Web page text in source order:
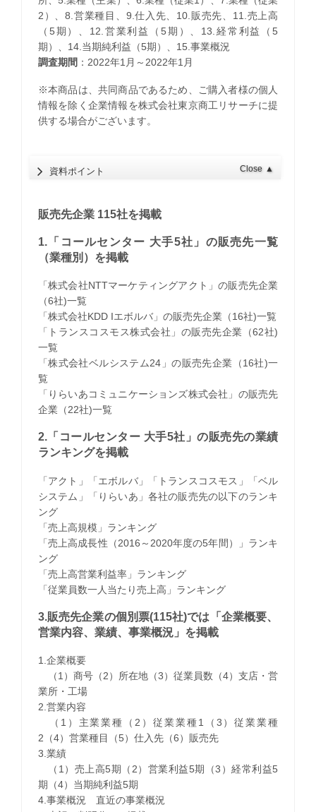
2）、8.営業種目、9.仕入先、10.販売先、11.売上高
（5期）、12.営業利益（5期）、13.経常利益（5
期）、14.当期純利益（5期）、15.事業概況
調査期間 ：2022年1月～2022年1月
※本商品は、共同商品であるため、ご購入者様の個人
情報を除く企業情報を株式会社東京商工リサーチに提
供する場合がございます。
資料ポイント Close ▲
販売先企業 115社を掲載
1.「コールセンター 大手5社」の販売先一覧
（業種別）を掲載
「株式会社NTTマーケティングアクト」の販売先企業
（6社)一覧
「株式会社KDD Iエボルバ」の販売先企業（16社)一覧
「トランスコスモス株式会社」の販売先企業（62社)
一覧
「株式会社ベルシステム24」の販売先企業（16社)一
覧
「りらいあコミュニケーションズ株式会社」の販売先
企業（22社)一覧
2.「コールセンター 大手5社」の販売先の業績
ランキングを掲載
「アクト」「エボルバ」「トランスコスモス」「ベル
システム」「りらいあ」各社の販売先の以下のランキ
ング
「売上高規模」ランキング
「売上高成長性（2016～2020年度の5年間）」ランキ
ング
「売上高営業利益率」ランキング
「従業員数一人当たり売上高」ランキング
3.販売先企業の個別票(115社)では「企業概要、
営業内容、業績、事業概況」を掲載
1.企業概要
（1）商号（2）所在地（3）従業員数（4）支店・営
業所・工場
2.営業内容
（1）主業業種（2）従業業種1（3）従業業種
2（4）営業種目（5）仕入先（6）販売先
3.業績
（1）売上高5期（2）営業利益5期（3）経常利益5
期（4）当期純利益5期
4.事業概況 直近の事業概況